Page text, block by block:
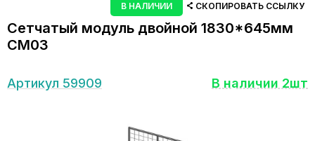
В НАЛИЧИИ СКОПИРОВАТЬ ССЫЛКУ
Сетчатый модуль двойной 1830*645мм
СМ03
Артикул 59909 В наличии 2шт